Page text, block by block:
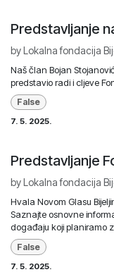
Predstavljanje
byLokalna fondacija
Naš član Bojan
predstavio radi i cljeve
False
7. 5. 2025.
Predstavljanje
byLokalna fondacija
Hvala Novom Glasu
Saznajte osnovne
događaju koji planiramo
False
7. 5. 2025.